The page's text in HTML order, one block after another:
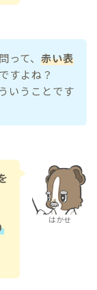
て、 赤い表
すよね？
いうことです
はかせ